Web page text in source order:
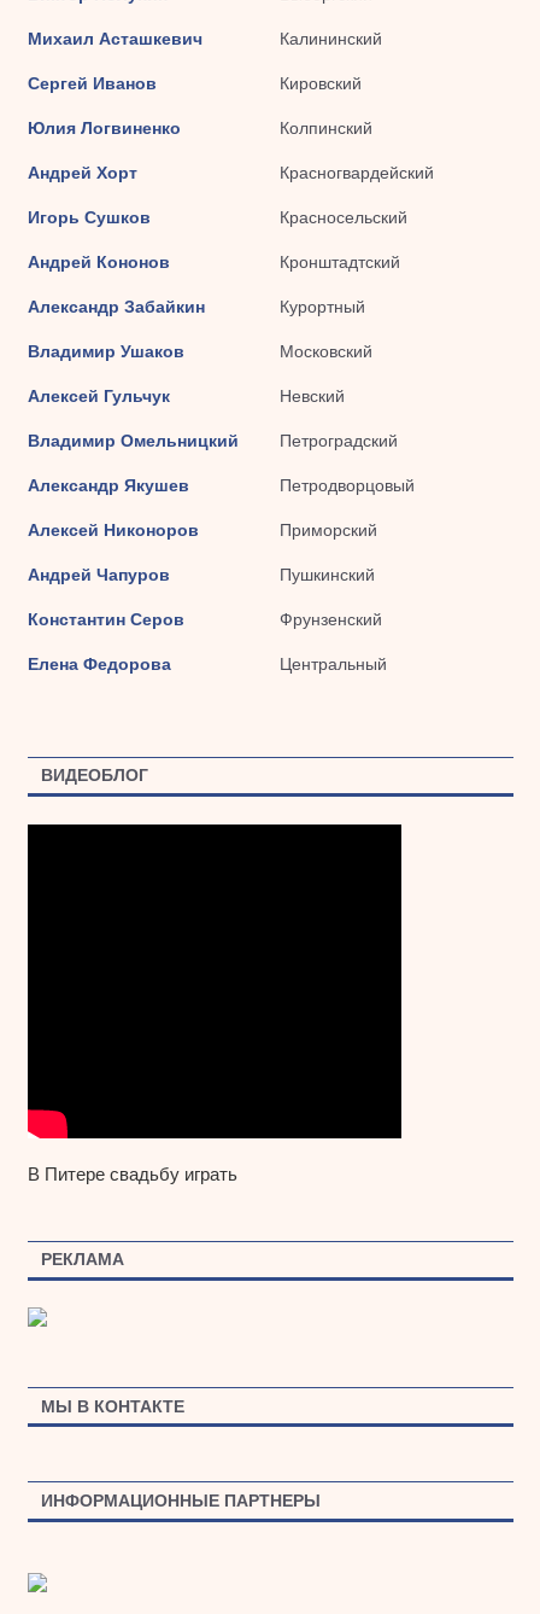
Михаил Асташкевич Калининский
Сергей Иванов Кировский
Юлия Логвиненко Колпинский
Андрей Хорт Красногвардейский
Игорь Сушков Красносельский
Андрей Кононов Кронштадтский
Александр Забайкин Курортный
Владимир Ушаков Московский
Алексей Гульчук Невский
Владимир Омельницкий Петроградский
Александр Якушев Петродворцовый
Алексей Никоноров Приморский
Андрей Чапуров Пушкинский
Константин Серов Фрунзенский
Елена Федорова Центральный
ВИДЕОБЛОГ
В Питере свадьбу играть
РЕКЛАМА
МЫ В КОНТАКТЕ
ИНФОРМАЦИОННЫЕ ПАРТНЕРЫ